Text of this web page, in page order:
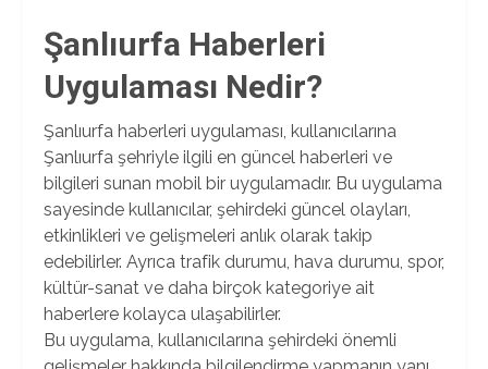
Şanlıurfa Haberleri
Uygulaması Nedir?
Şanlıurfa haberleri uygulaması, kullanıcılarına
Şanlıurfa şehriyle ilgili en güncel haberleri ve
bilgileri sunan mobil bir uygulamadır. Bu uygulama
sayesinde kullanıcılar, şehirdeki güncel olayları,
etkinlikleri ve gelişmeleri anlık olarak takip
edebilirler. Ayrıca trafik durumu, hava durumu, spor,
kültür-sanat ve daha birçok kategoriye ait
haberlere kolayca ulaşabilirler.
Bu uygulama, kullanıcılarına şehirdeki önemli